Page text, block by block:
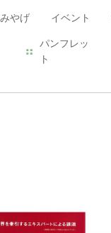
やげ イベント
パンフレッ
ト